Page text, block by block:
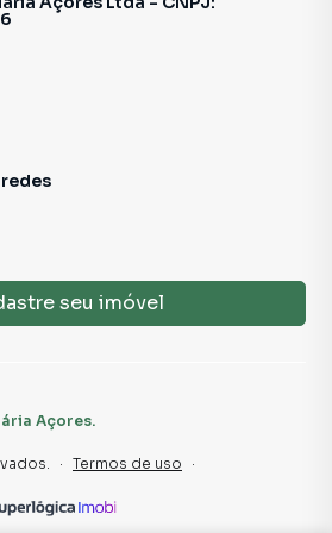
seu imóvel
Açores.
· Termos de uso ·